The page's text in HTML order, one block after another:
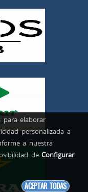
para elaborar
personalizada a
a nuestra
deConfigurar
ACEPTAR TODAS